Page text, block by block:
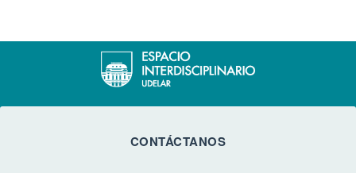
CONTÁCTANOS